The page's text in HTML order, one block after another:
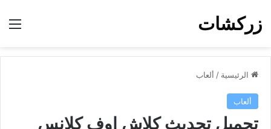
زركشات
الرئيسية / ألعاب
ألعاب
تحميل تحديث كلاش اوف كلانس